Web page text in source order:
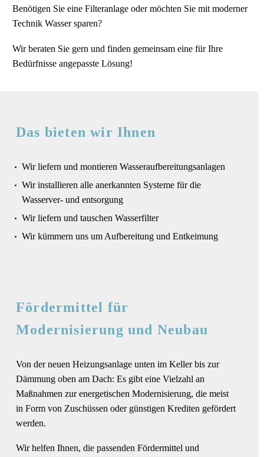
Benötigen Sie eine Filteranlage oder möchten Sie mit moderner
Technik Wasser sparen?
Wir beraten Sie gern und finden gemeinsam eine für Ihre
Bedürfnisse angepasste Lösung!
Das bieten wir Ihnen
Wir liefern und montieren Wasseraufbereitungsanlagen
Wir installieren alle anerkannten Systeme für die
Wasserver- und entsorgung
Wir liefern und tauschen Wasserfilter
Wir kümmern uns um Aufbereitung und Entkeimung
Fördermittel für
Modernisierung und Neubau
Von der neuen Heizungsanlage unten im Keller bis zur
Dämmung oben am Dach: Es gibt eine Vielzahl an
Maßnahmen zur energetischen Modernisierung, die meist
in Form von Zuschüssen oder günstigen Krediten gefördert
werden.
Wir helfen Ihnen, die passenden Fördermittel und